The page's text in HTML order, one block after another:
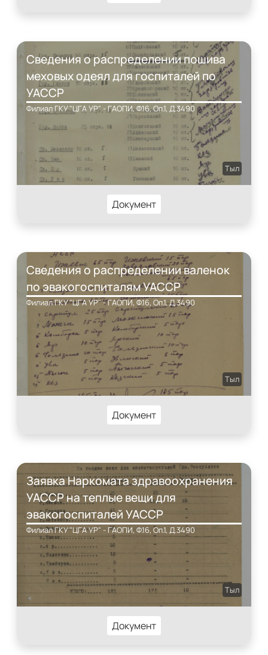
Сведения о распределении пошива
меховых одеял для госпиталей по
УАССР
Филиал ГКУ "ЦГА УР" - ГАОПИ, Ф.16, Оп.1, Д.3490
Тыл
Документ
Сведения о распределении валенок
по эвакогоспиталям УАССР
Филиал ГКУ "ЦГА УР" - ГАОПИ, Ф.16, Оп.1, Д.3490
Тыл
Документ
Заявка Наркомата здравоохранения
УАССР на теплые вещи для
эвакогоспиталей УАССР
Филиал ГКУ "ЦГА УР" - ГАОПИ, Ф.16, Оп.1, Д.3490
Тыл
Документ